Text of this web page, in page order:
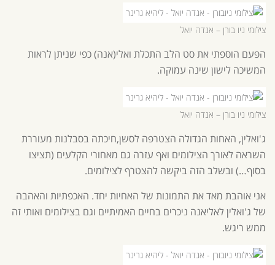
צילומי ניו בורן – אנדה יואל
הפעם הוספתי את סט הלב התכלת ואלי(אנה) כפי שניתן לראות
המשיכה לישון שינה עמוקה.
צילומי ניו בורן – אנדה יואל
ג'ואלין, האחות הגדולה הצטרפה לסשן,חיכתה בסבלנות מעוררת
השראה לאורך הצילומים ואף עזרה גם מאחורי הקלעים (תציצו
בסוף…) ובשלב הזה ביקשה להצטרף לצילומים.
אני אוהבת מאד את התמונות של האחיות יחד. האכפתיות והאהבה
של ג'ואלין לאליאנה ניכרים בחיים האמיתיים וגם בצילומים ואותי זה
ממש ריגש.